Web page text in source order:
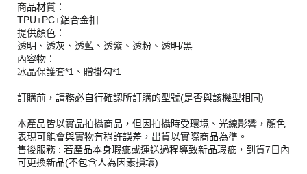
商品材質：
TPU+PC+鋁合金扣
提供顏色：
透明、透灰、透藍、透紫、透粉、透明/黑
內容物：
冰晶保護套*1、贈掛勾*1
訂購前，請務必自行確認所訂購的型號(是否與該機型相同)
本產品皆以實品拍攝商品，但因拍攝時受環境、光線影響，顏色
表現可能會與實物有稍許誤差，出貨以實際商品為準。
售後服務 : 若產品本身瑕疵或運送過程導致新品瑕疵，到貨7日內
可更換新品(不包含人為因素損壞)